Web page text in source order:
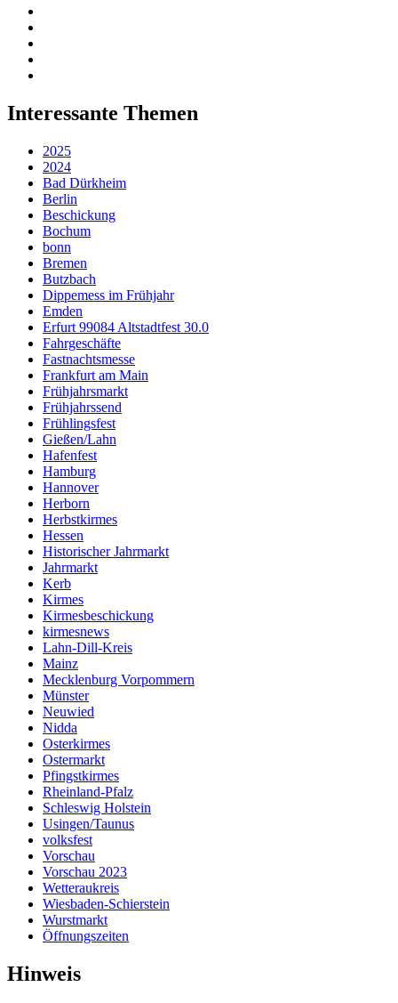
Interessante Themen
2025
2024
Bad Dürkheim
Berlin
Beschickung
Bochum
bonn
Bremen
Butzbach
Dippemess im Frühjahr
Emden
Erfurt 99084 Altstadtfest 30.0
Fahrgeschäfte
Fastnachtsmesse
Frankfurt am Main
Frühjahrsmarkt
Frühjahrssend
Frühlingsfest
Gießen/Lahn
Hafenfest
Hamburg
Hannover
Herborn
Herbstkirmes
Hessen
Historischer Jahrmarkt
Jahrmarkt
Kerb
Kirmes
Kirmesbeschickung
kirmesnews
Lahn-Dill-Kreis
Mainz
Mecklenburg Vorpommern
Münster
Neuwied
Nidda
Osterkirmes
Ostermarkt
Pfingstkirmes
Rheinland-Pfalz
Schleswig Holstein
Usingen/Taunus
volksfest
Vorschau
Vorschau 2023
Wetteraukreis
Wiesbaden-Schierstein
Wurstmarkt
Öffnungszeiten
Hinweis